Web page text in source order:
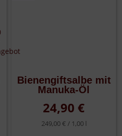
Bienengiftsalbe mit
Manuka-Öl
24,90 €
249,00 € / 1,00 l